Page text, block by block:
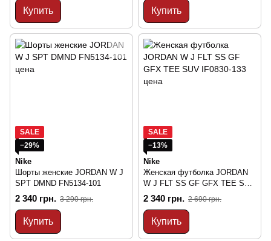
Купить Купить
SALE
−29%
Nike
Шорты женские JORDAN W J
SPT DMND FN5134-101
2 340 грн. 3 290 грн.
Купить
SALE
−13%
Nike
Женская футболка JORDAN
W J FLT SS GF GFX TEE SUV
IF0830-133
2 340 грн. 2 690 грн.
Купить